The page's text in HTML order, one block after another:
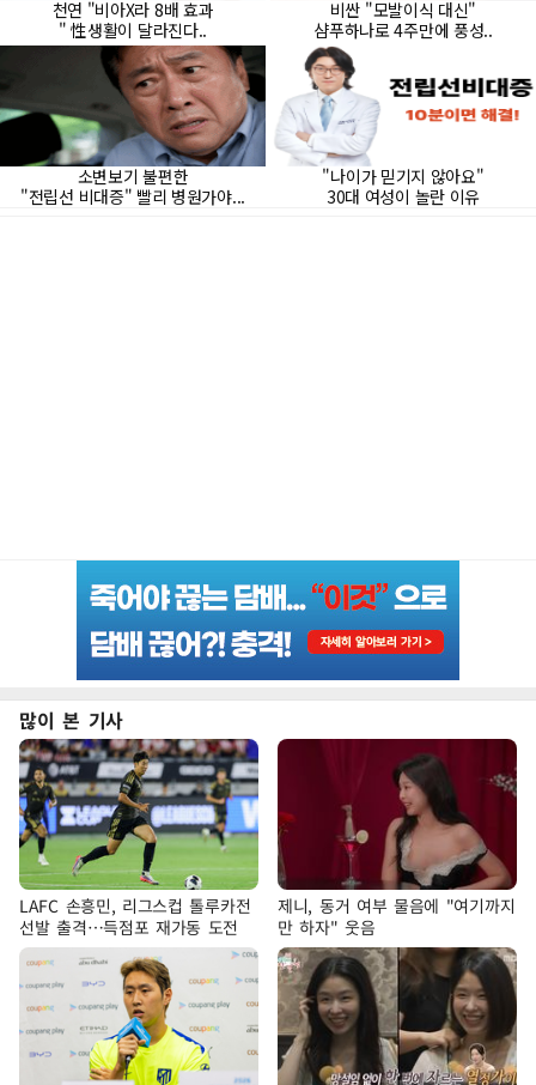
많이 본 기사
LAFC 손흥민, 리그스컵 톨루카전
선발 출격…득점포 재가동 도전
제니, 동거 여부 물음에 "여기까지
만 하자" 웃음